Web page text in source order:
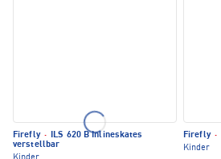
Firefly · ILS 620 B Inlineskates
verstellbar
Firefly ·
Kinder